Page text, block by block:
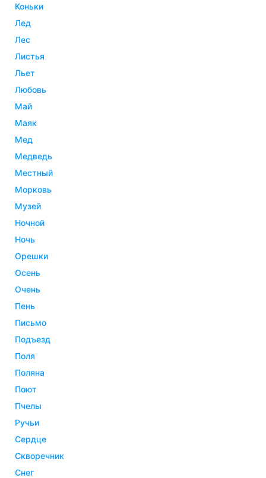
коньки
лед
лес
листья
льет
любовь
май
маяк
мед
медведь
местный
морковь
музей
ночной
ночь
орешки
осень
очень
пень
письмо
подъезд
поля
поляна
поют
пчелы
ручьи
сердце
скворечник
снег